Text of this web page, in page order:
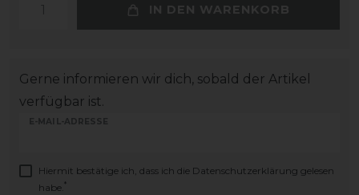
IN DEN WARENKORB
Gerne informieren wir dich, sobald der Artikel
verfügbar ist.
E-MAIL-ADRESSE
Hiermit bestätige ich, dass ich die Daten­schutz­erklärung gelesen
habe. *